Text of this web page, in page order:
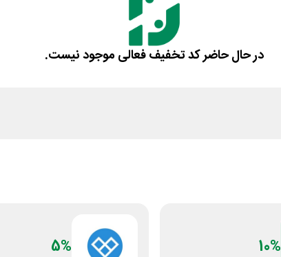
در حال حاضر کد تخفیف فعالی موجود نیست.
10%
5%